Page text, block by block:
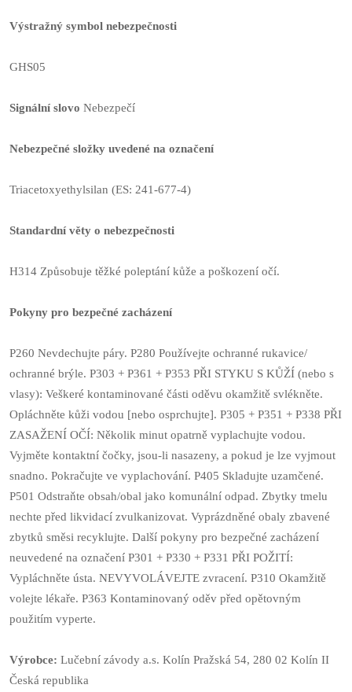
Výstražný symbol nebezpečnosti
GHS05
Signální slovo Nebezpečí
Nebezpečné složky uvedené na označení
Triacetoxyethylsilan (ES: 241-677-4)
Standardní věty o nebezpečnosti
H314 Způsobuje těžké poleptání kůže a poškození očí.
Pokyny pro bezpečné zacházení
P260 Nevdechujte páry. P280 Používejte ochranné rukavice/
ochranné brýle. P303 + P361 + P353 PŘI STYKU S KŮŽÍ (nebo s
vlasy): Veškeré kontaminované části oděvu okamžitě svlékněte.
Opláchněte kůži vodou [nebo osprchujte]. P305 + P351 + P338 PŘI
ZASAŽENÍ OČÍ: Několik minut opatrně vyplachujte vodou.
Vyjměte kontaktní čočky, jsou-li nasazeny, a pokud je lze vyjmout
snadno. Pokračujte ve vyplachování. P405 Skladujte uzamčené.
P501 Odstraňte obsah/obal jako komunální odpad. Zbytky tmelu
nechte před likvidací zvulkanizovat. Vyprázdněné obaly zbavené
zbytků směsi recyklujte. Další pokyny pro bezpečné zacházení
neuvedené na označení P301 + P330 + P331 PŘI POŽITÍ:
Vypláchněte ústa. NEVYVOLÁVEJTE zvracení. P310 Okamžitě
volejte lékaře. P363 Kontaminovaný oděv před opětovným
použitím vyperte.
Výrobce: Lučební závody a.s. Kolín Pražská 54, 280 02 Kolín II
Česká republika